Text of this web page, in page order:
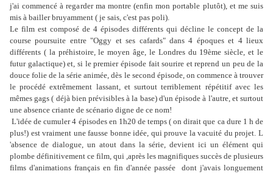
j'ai commencé à regarder ma montre (enfin mon portable plutôt), et me suis
mis à bailler bruyamment ( je sais, c'est pas poli).
Le film est composé de 4 épisodes différents qui décline le concept de la
course poursuite entre "Oggy et ses cafards" dans 4 époques et 4 lieux
différents ( la préhistoire, le moyen âge, le Londres du 19ème siècle, et le
futur galactique) et, si le premier épisode fait sourire et reprend un peu de la
douce folie de la série animée, dès le second épisode, on commence à trouver
le procédé extrêmement lassant, et surtout terriblement répétitif avec les
mêmes gags ( déjà bien prévisibles à la base) d'un épisode à l'autre, et surtout
une absence criante de scénario digne de ce nom!
L'idée de cumuler 4 épisodes en 1h20 de temps ( on dirait que ca dure 1 h de
plus!) est vraiment une fausse bonne idée, qui prouve la vacuité du projet. L
'absence de dialogue, un atout dans la série, devient ici un élément qui
plombe définitivement ce film, qui ,après les magnifiques succès de plusieurs
films d'animations français en fin d'année passée dont j'avais longuement